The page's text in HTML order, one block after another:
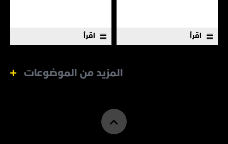
اقرأ اقرأ
المزيد من الموضوعات